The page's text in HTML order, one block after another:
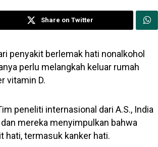
Share on Twitter
penyakit berlemak hati nonalkohol
perlu melangkah keluar rumah
vitamin D.
peneliti internasional dari A.S., India
mereka menyimpulkan bahwa
hati, termasuk kanker hati.